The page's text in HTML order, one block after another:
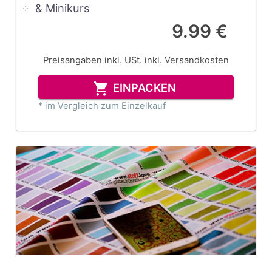
& Minikurs
9.99 €
Preisangaben inkl. USt. inkl. Versandkosten
EINPACKEN
* im Vergleich zum Einzelkauf